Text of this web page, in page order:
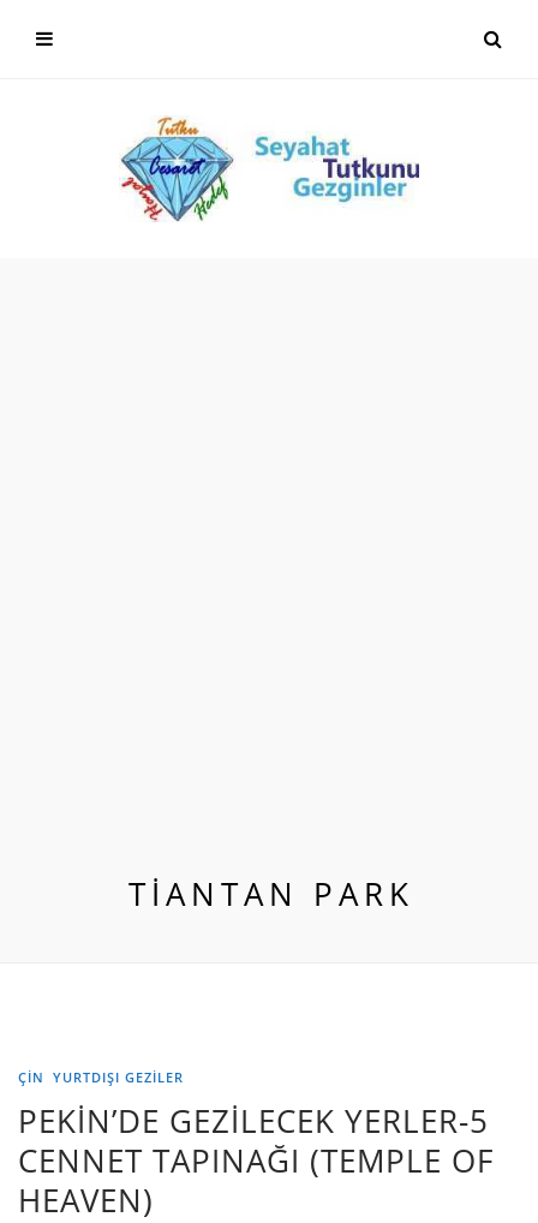
TIANTAN PARK
ÇIN YURTDIŞI GEZILER
PEKİN’DE GEZİLECEK YERLER-5
CENNET TAPINAĞI (TEMPLE OF
HEAVEN)